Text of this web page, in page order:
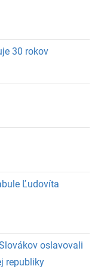
30 rokov
Ľudovíta
oslavovali
republiky